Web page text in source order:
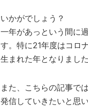
いかがでしょう？
一年があっという間に
す。特に21年度はコロ
生まれた年となりました
また、こちらの記事で
発信していきたいと思